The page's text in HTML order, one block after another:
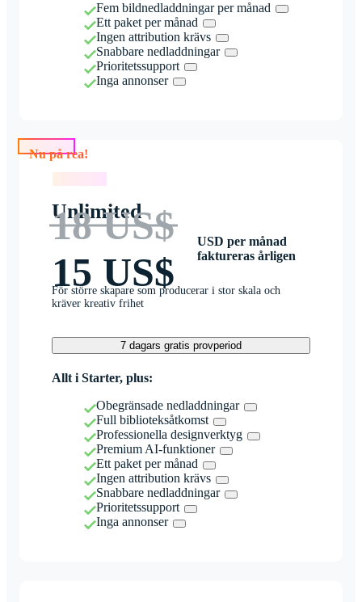
Fem bildnedladdningar per månad
Ett paket per månad
Ingen attribution krävs
Snabbare nedladdningar
Prioritetssupport
Inga annonser
Nu på rea!
Unlimited
18 US$
15 US$
USD per månad
faktureras årligen
För större skapare som producerar i stor skala och
kräver kreativ frihet
7 dagars gratis provperiod
Allt i Starter, plus:
Obegränsade nedladdningar
Full biblioteksåtkomst
Professionella designverktyg
Premium AI-funktioner
Ett paket per månad
Ingen attribution krävs
Snabbare nedladdningar
Prioritetssupport
Inga annonser